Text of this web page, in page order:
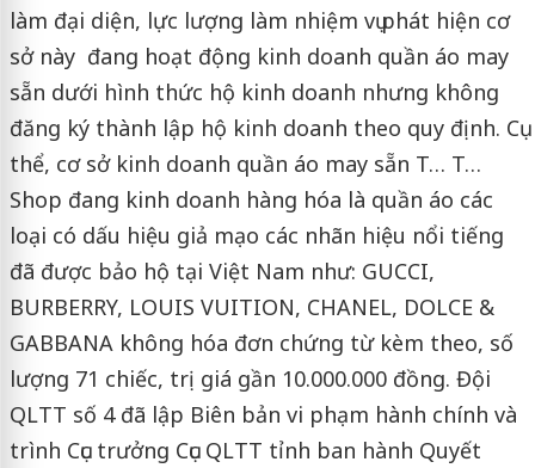
làm đại diện, lực lượng làm nhiệm vụ phát hiện cơ
sở này đang hoạt động kinh doanh quần áo may
sẵn dưới hình thức hộ kinh doanh nhưng không
đăng ký thành lập hộ kinh doanh theo quy định. Cụ
thể, cơ sở kinh doanh quần áo may sẵn T… T…
Shop đang kinh doanh hàng hóa là quần áo các
loại có dấu hiệu giả mạo các nhãn hiệu nổi tiếng
đã được bảo hộ tại Việt Nam như: GUCCI,
BURBERRY, LOUIS VUITION, CHANEL, DOLCE &
GABBANA không hóa đơn chứng từ kèm theo, số
lượng 71 chiếc, trị giá gần 10.000.000 đồng. Đội
QLTT số 4 đã lập Biên bản vi phạm hành chính và
trình Cục trưởng Cục QLTT tỉnh ban hành Quyết